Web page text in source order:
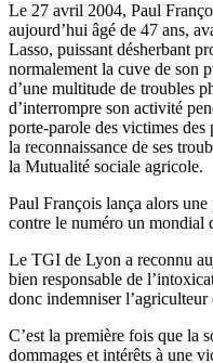
Le 27 avril 2004, Paul
aujourd’hui âgé de 47 ans,
Lasso, puissant désherbant
normalement la cuve de son
d’une multitude de troubles
d’interrompre son activité
porte-parole des victimes des
la reconnaissance de ses
la Mutualité sociale agricole.
Paul François lança alors
contre le numéro un mondial
Le TGI de Lyon a reconnu
bien responsable de
donc indemniser
C’est la première fois que la
dommages et intérêts à une